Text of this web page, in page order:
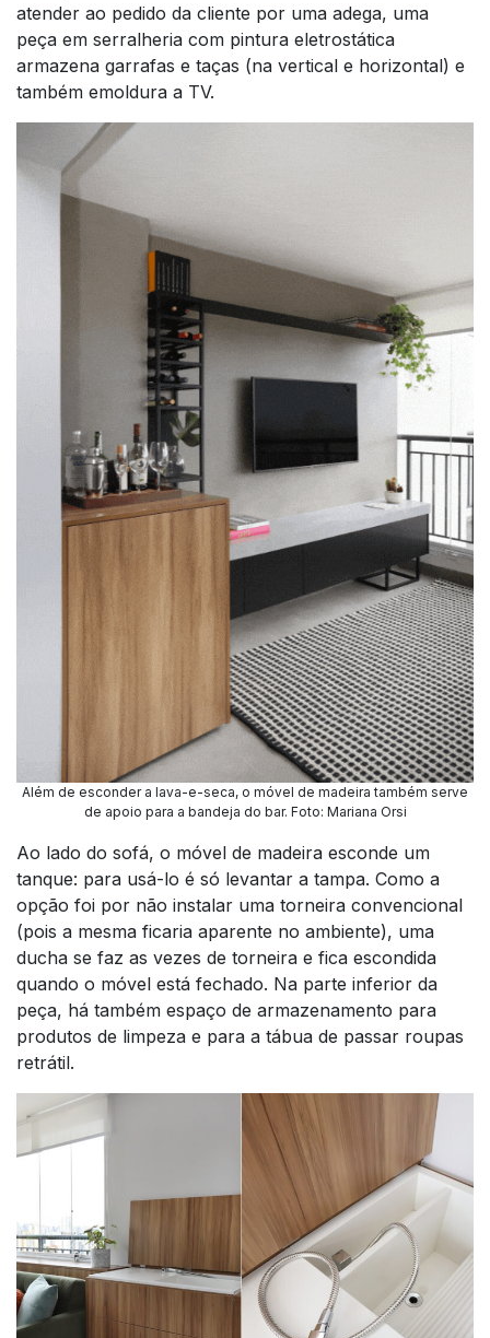
atender ao pedido da cliente por uma adega, uma
peça em serralheria com pintura eletrostática
armazena garrafas e taças (na vertical e horizontal) e
também emoldura a TV.
Além de esconder a lava-e-seca, o móvel de madeira também serve
de apoio para a bandeja do bar. Foto: Mariana Orsi
Ao lado do sofá, o móvel de madeira esconde um
tanque: para usá-lo é só levantar a tampa. Como a
opção foi por não instalar uma torneira convencional
(pois a mesma ficaria aparente no ambiente), uma
ducha se faz as vezes de torneira e fica escondida
quando o móvel está fechado. Na parte inferior da
peça, há também espaço de armazenamento para
produtos de limpeza e para a tábua de passar roupas
retrátil.